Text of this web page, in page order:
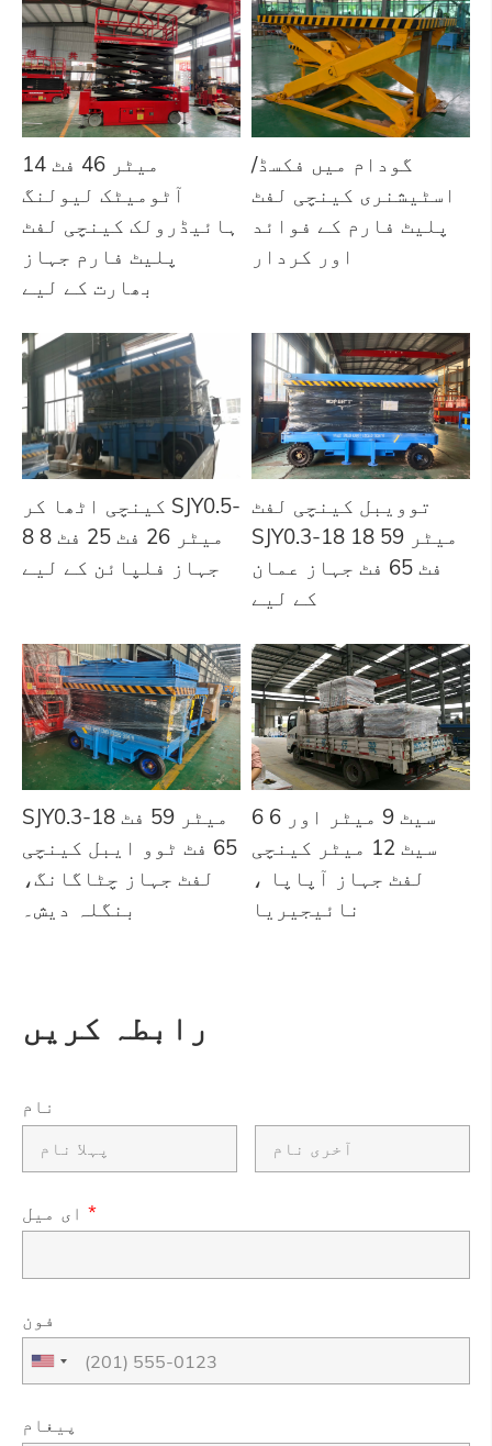
14 میٹر 46 فٹ
آٹومیٹک لیولنگ
ہائیڈرولک کینچی لفٹ
پلیٹ فارم جہاز
بھارت کے لیے
گودام میں فکسڈ/
اسٹیشنری کینچی لفٹ
پلیٹ فارم کے فوائد
اور کردار
کینچی اٹھا کر SJY0.5-
8 8 میٹر 26 فٹ 25 فٹ
جہاز فلپائن کے لیے
توویبل کینچی لفٹ
SJY0.3-18 18 میٹر 59
فٹ 65 فٹ جہاز عمان
کے لیے
SJY0.3-18 میٹر 59 فٹ
65 فٹ ٹوو ایبل کینچی
لفٹ جہاز چٹاگانگ،
بنگلہ دیش۔
6 سیٹ 9 میٹر اور 6
سیٹ 12 میٹر کینچی
لفٹ جہاز آپاپا ،
نائیجیریا
رابطہ کریں
نام
*
فون
پیغام